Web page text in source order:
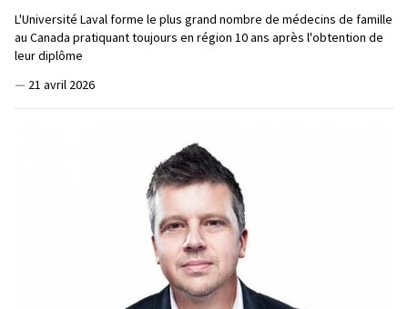
L'Université Laval forme le plus grand nombre de médecins de famille
au Canada pratiquant toujours en région 10 ans après l'obtention de
leur diplôme
— 21 avril 2026